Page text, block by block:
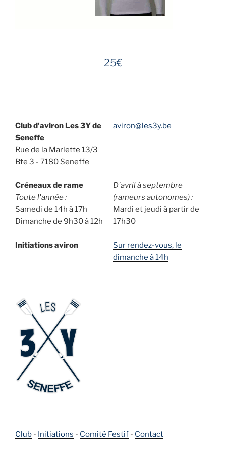
25€
Club d'aviron Les 3Y de
Seneffe
Rue de la Marlette 13/3
Bte 3 - 7180 Seneffe
aviron@les3y.be
Créneaux de rame
Toute l'année :
Samedi de 14h à 17h
Dimanche de 9h30 à 12h
D'avril à septembre
(rameurs autonomes) :
Mardi et jeudi à partir de
17h30
Initiations aviron
Sur rendez-vous, le
dimanche à 14h
Club - Initiations - Comité Festif - Contact